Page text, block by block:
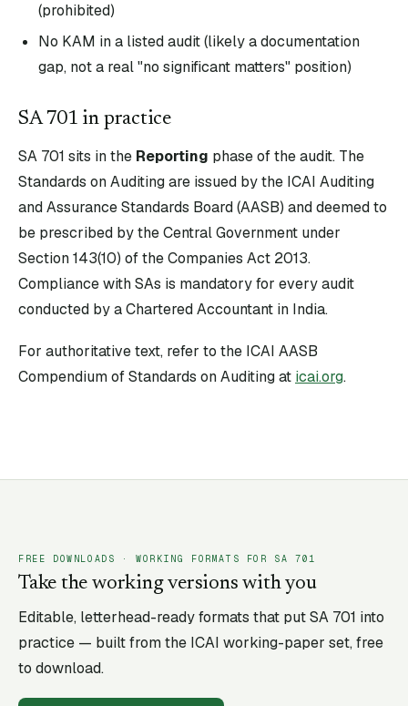
(prohibited)
No KAM in a listed audit (likely a documentation
gap, not a real "no significant matters" position)
SA701 in practice
SA 701 sits in the Reporting phase of the audit. The
Standards on Auditing are issued by the ICAI Auditing
and Assurance Standards Board (AASB) and deemed to
be prescribed by the Central Government under
Section 143(10) of the Companies Act 2013.
Compliance with SAs is mandatory for every audit
conducted by a Chartered Accountant in India.
For authoritative text, refer to the ICAI AASB
Compendium of Standards on Auditing at icai.org.
FREE DOWNLOADS · WORKING FORMATS FOR SA701
Take the working versions with you
Editable, letterhead-ready formats that put SA 701 into
practice — built from the ICAI working-paper set, free
to download.